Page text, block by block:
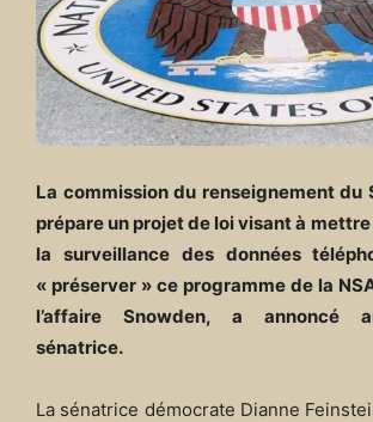
La commission du renseignement du
prépare un projet de loi visant à
la surveillance des données
« préserver » ce programme de la
l’affaire Snowden, a annoncé
sénatrice.
La sénatrice démocrate Dianne